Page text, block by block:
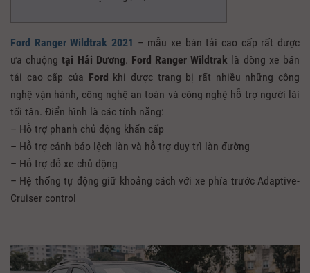
Ford Ranger Wildtrak 2021 – mẫu xe bán tải cao cấp rất được
ưa chuộngtại Hải Dương. Ford Ranger Wildtrak là dòng xe bán
tải cao cấp của Ford khi được trang bị rất nhiều những công
nghệ vận hành, công nghệ an toàn và công nghệ hỗ trợ người lái
tối tân. Điển hình là các tính năng:
– Hỗ trợ phanh chủ động khẩn cấp
– Hỗ trợ cảnh báo lệch làn và hỗ trợ duy trì làn đường
– Hỗ trợ đỗ xe chủ động
– Hệ thống tự động giữ khoảng cách với xe phía trước Adaptive-
Cruiser control